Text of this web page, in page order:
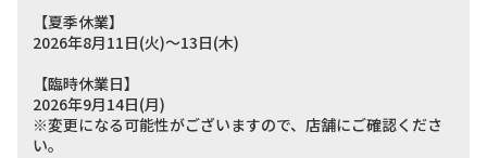
【夏季休業】
2026年8月11日(火)～13日(木)
【臨時休業日】
2026年9月14日(月)
※変更になる可能性がございますので、店舗にご確認くださ
い。